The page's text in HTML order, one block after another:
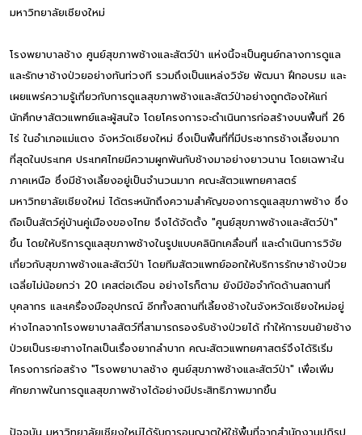
มหาวิทยาลัยเชียงใหม่
โรงพยาบาลช้าง ศูนย์สุขภาพช้างและสัตว์ป่า แห่งนี้จะเป็นศูนย์กลางการดูแล
และรักษาช้างป่วยอย่างทันท่วงที รวมถึงเป็นแหล่งวิจัย พัฒนา ฝึกอบรม และ
เผยแพร่ความรู้เกี่ยวกับการดูแลสุขภาพช้างและสัตว์ป่าอย่างถูกต้องให้แก่
นักศึกษาสัตวแพทย์และผู้สนใจ โดยโครงการจะดำเนินการก่อสร้างบนพื้นที่ 26
ไร่ ในอำเภอแม่แตง จังหวัดเชียงใหม่ ซึ่งเป็นพื้นที่ที่มีประชากรช้างเลี้ยงมาก
ที่สุดในประเทศ ประเทศไทยมีความผูกพันกับช้างมาอย่างยาวนาน โดยเฉพาะใน
ภาคเหนือ ซึ่งมีช้างเลี้ยงอยู่เป็นจำนวนมาก คณะสัตวแพทยศาสตร์
มหาวิทยาลัยเชียงใหม่ ได้ตระหนักถึงความสำคัญของการดูแลสุขภาพช้าง ซึ่ง
ถือเป็นสัตว์คู่บ้านคู่เมืองของไทย จึงได้จัดตั้ง "ศูนย์สุขภาพช้างและสัตว์ป่า"
ขึ้น โดยให้บริการดูแลสุขภาพช้างในรูปแบบคลินิกเคลื่อนที่ และดำเนินการวิจัย
เกี่ยวกับสุขภาพช้างและสัตว์ป่า โดยทีมสัตวแพทย์ออกให้บริการรักษาช้างป่วย
เฉลี่ยไม่น้อยกว่า 20 เคสต่อเดือน อย่างไรก็ตาม ยังมีข้อจำกัดด้านสถานที่
บุคลากร และเครื่องมืออุปกรณ์ อีกทั้งสถานที่เลี้ยงช้างในจังหวัดเชียงใหม่อยู่
ห่างไกลจากโรงพยาบาลสัตว์ที่สามารถรองรับช้างป่วยได้ ทำให้การขนย้ายช้าง
ป่วยเป็นระยะทางไกลเป็นเรื่องยากลำบาก คณะสัตวแพทยศาสตร์จึงได้ริเริ่ม
โครงการก่อสร้าง "โรงพยาบาลช้าง ศูนย์สุขภาพช้างและสัตว์ป่า" เพื่อเพิ่ม
ศักยภาพในการดูแลสุขภาพช้างได้อย่างมีประสิทธิภาพมากขึ้น